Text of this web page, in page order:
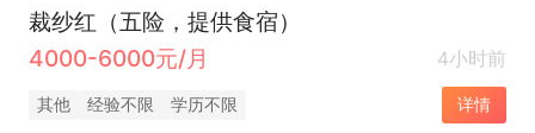
裁纱红（五险，提供食宿）
4000-6000元/月
4小时前
其他 经验不限 学历不限 详情